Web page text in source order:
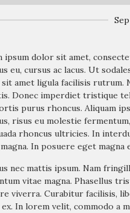
ipsum dolor sit amet,
eu, cursus ac lacus. Ut
sit amet ligula facilisis rutrum.
Donec imperdiet tristique
purus rhoncus. Aliquam
risus eu molestie
rhoncus ultricies. In
In posuere eget
nec mattis ipsum. Nam
vitae magna. Phasellus
viverra. Curabitur facilisis,
In lorem velit, commodo a